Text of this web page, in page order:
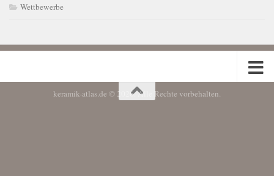
Wettbewerbe
keramik-atlas.de © 2026. Alle Rechte vorbehalten.